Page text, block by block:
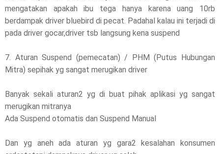
mengatakan apakah ibu tega hanya karena uang 10rb
berdampak driver bluebird di pecat. Padahal kalau ini terjadi di
pada driver gocar,driver tsb langsung kena suspend
7. Aturan Suspend (pemecatan) / PHM (Putus Hubungan
Mitra) sepihak yg sangat merugikan driver
Banyak sekali aturan2 yg di buat pihak aplikasi yg sangat
merugikan mitranya
Ada Suspend otomatis dan Suspend Manual
Dan yg aneh ada aturan yg gara2 kesalahan konsumen